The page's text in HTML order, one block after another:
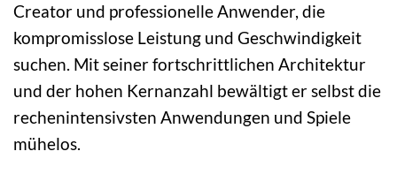
Creator und professionelle Anwender, die
kompromisslose Leistung und Geschwindigkeit
suchen. Mit seiner fortschrittlichen Architektur
und der hohen Kernanzahl bewältigt er selbst die
rechenintensivsten Anwendungen und Spiele
mühelos.